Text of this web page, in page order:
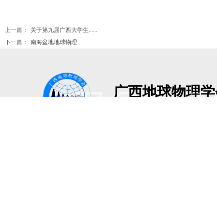
上一篇：
关于第九届广西大学生......
下一篇：
南海盆地地球物理
广西地球物理